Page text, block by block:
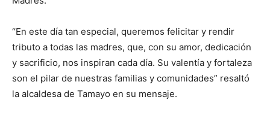
“En este día tan especial, queremos felicitar y rendir
tributo a todas las madres, que, con su amor, dedicación
y sacrificio, nos inspiran cada día. Su valentía y fortaleza
son el pilar de nuestras familias y comunidades” resaltó
la alcaldesa de Tamayo en su mensaje.